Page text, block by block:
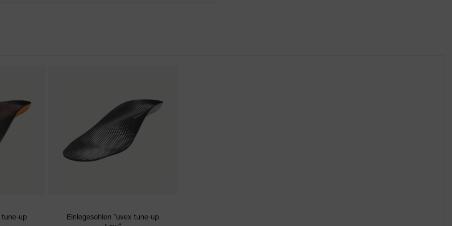
Aufladung (ESD) mit einem Ableitwiderstand kleiner 100
tune-up
Einlegesohlen "uvex tune-up